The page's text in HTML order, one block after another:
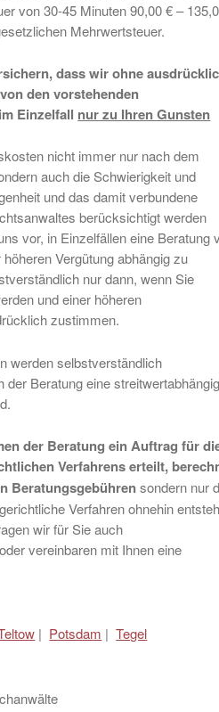
von 30-45 Minuten 90,00 € –
Mehrwertsteuer.
dass wir ohne
den vorstehenden
Einzelfall nur zu Ihren Gunsten
nicht immer nur nach dem
auch die Schwierigkeit und
und das damit verbundene
berücksichtigt werden
vor, in Einzelfällen eine Beratung
Vergütung abhängig zu
nur dann, wenn Sie
und einer höheren
zustimmen.
werden selbstverständlich
der Beratung eine
der Beratung ein Auftrag für
Verfahrens erteilt,
Beratungsgebührensondern nur
Verfahren ohnehin
wir für Sie auch
vereinbaren mit Ihnen eine
| Potsdam |Tegel